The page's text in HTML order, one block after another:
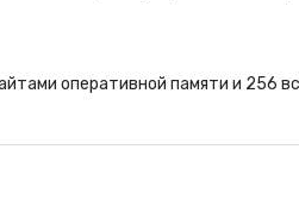
оперативной памяти и 256